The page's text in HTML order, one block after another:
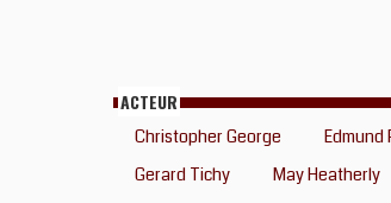
ACTEUR
Christopher George Edmund
Gerard Tichy
May Heatherly